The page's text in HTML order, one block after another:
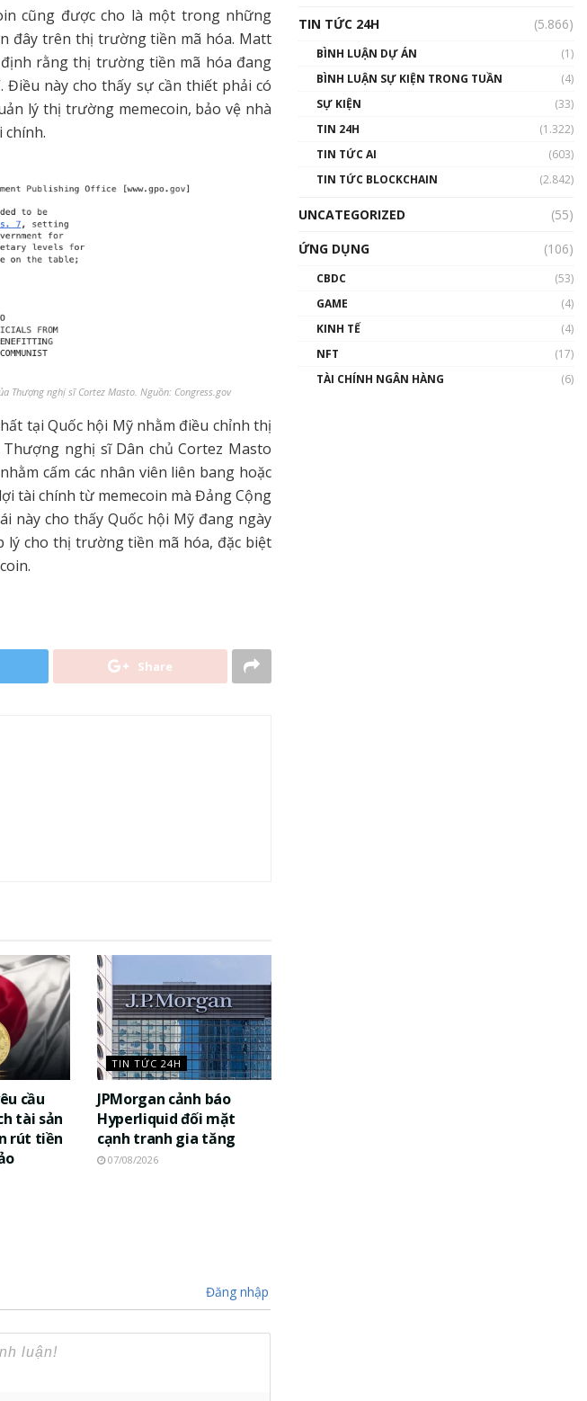
cũng được cho là một trong những
đây trên thị trường tiền mã hóa. Matt
rằng thị trường tiền mã hóa đang
Điều này cho thấy sự cần thiết phải có
lý thị trường memecoin, bảo vệ nhà
Thượng nghị sĩ Cortez Masto. Nguồn: Congress.gov
tại Quốc hội Mỹ nhằm điều chỉnh thị
nghị sĩ Dân chủ Cortez Masto
cấm các nhân viên liên bang hoặc
tài chính từ memecoin mà Đảng Cộng
này cho thấy Quốc hội Mỹ đang ngày
lý cho thị trường tiền mã hóa, đặc biệt
Share
cầu
tài sản
rút tiền
TIN TỨC 24H
JPMorgan cảnh báo
Hyperliquid đối mặt
cạnh tranh gia tăng
07/08/2026
Đăng nhập
01:49:30
Talkshow 14: MemeCoin –
TIN TỨC 24H
(5.866)
BÌNH LUẬN DỰ ÁN
(1)
BÌNH LUẬN SỰ KIỆN TRONG TUẦN
(4)
SỰ KIỆN
(33)
TIN 24H
(1.322)
TIN TỨC AI
(603)
TIN TỨC BLOCKCHAIN
(2.842)
UNCATEGORIZED
(55)
ỨNG DỤNG
(106)
CBDC
(53)
GAME
(4)
KINH TẾ
(4)
NFT
(17)
TÀI CHÍNH NGÂN HÀNG
(6)